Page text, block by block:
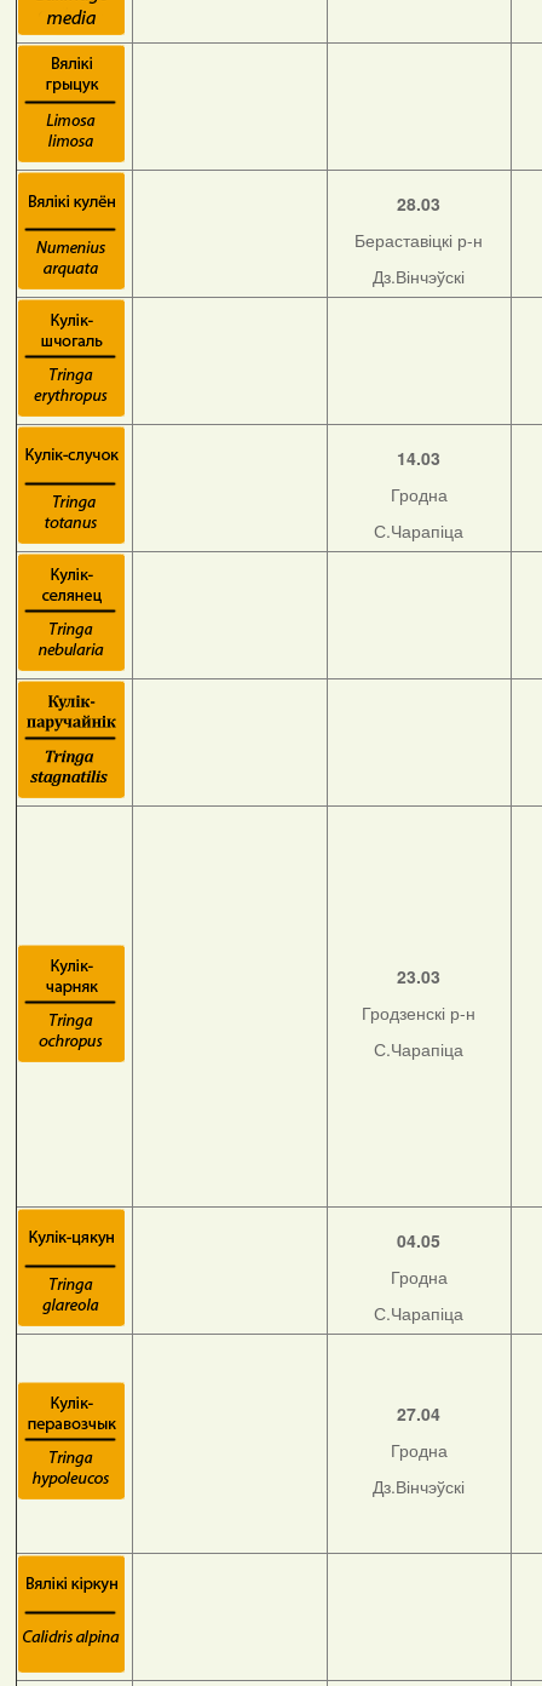
28.03
Бераставіцкі р-н
Дз.Вінчэўскі
14.03
Гродна
С.Чарапіца
23.03
Гродзенскі р-н
С.Чарапіца
04.05
Гродна
С.Чарапіца
27.04
Гродна
Дз.Вінчэўскі